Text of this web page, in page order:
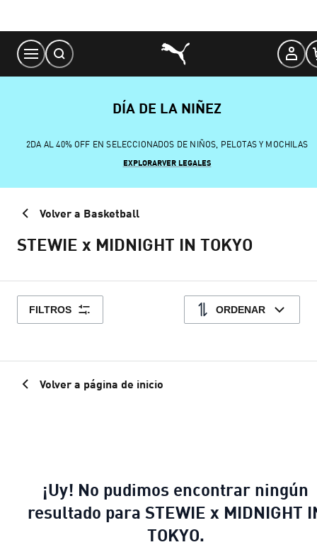
Content
DÍA DE LA NIÑEZ
2DA AL 40% OFF EN SELECCIONADOS DE NIÑOS, PELOTAS Y MOCHILAS
EXPLORARVER LEGALES
Volver a Basketball
STEWIE x MIDNIGHT IN TOKYO
FILTROS ORDENAR
Volver a página de inicio
¡Uy! No pudimos encontrar ningún
resultado para STEWIE x MIDNIGHT
TOKYO.